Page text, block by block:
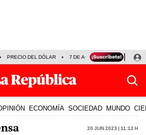
PRECIO DEL DÓLAR 7 DE AGOSTO OLLANTA
ECONOMÍA SOCIEDAD MUNDO
20 Jun 2023 | 11:12 h